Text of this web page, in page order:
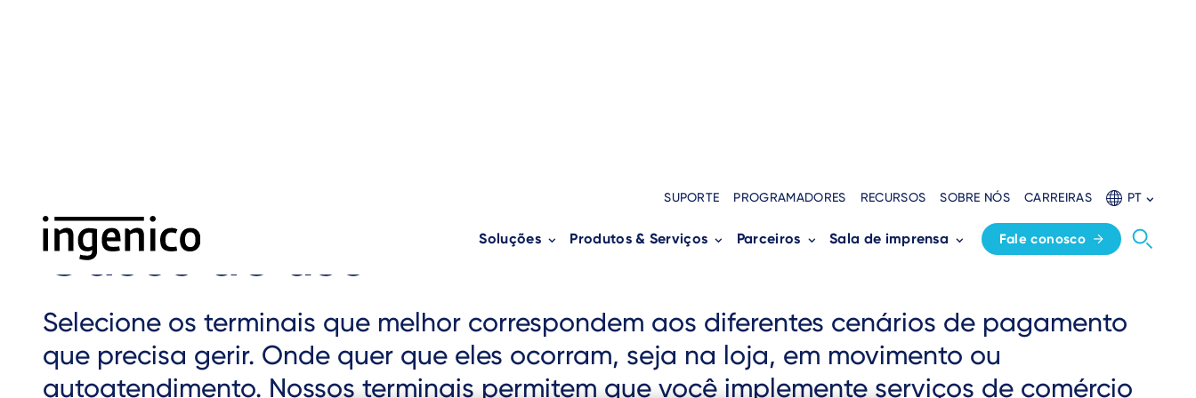
SUPORTE PROGRAMADORES RECURSOS SOBRE NÓS CARREIRAS PT
Soluções Produtos & Serviços Parceiros Sala de imprensa Fale conosco
Breadcrumb
Casos de uso
Selecione os terminais que melhor correspondem aos diferentes cenários de pagamento
que precisa gerir. Onde quer que eles ocorram, seja na loja, em movimento ou
autoatendimento. Nossos terminais permitem que você implemente serviços de comércio